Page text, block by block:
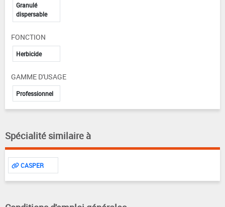
Granulé
dispersable
FONCTION
Herbicide
GAMME D'USAGE
Professionnel
Spécialité similaire à
CASPER